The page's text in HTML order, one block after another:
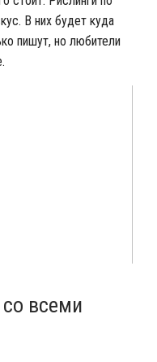
В них будет куда
пишут, но любители
всеми